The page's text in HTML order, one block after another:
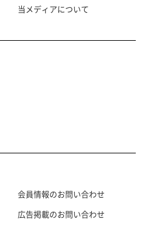
当メディアについて
会員情報のお問い合わせ
広告掲載のお問い合わせ